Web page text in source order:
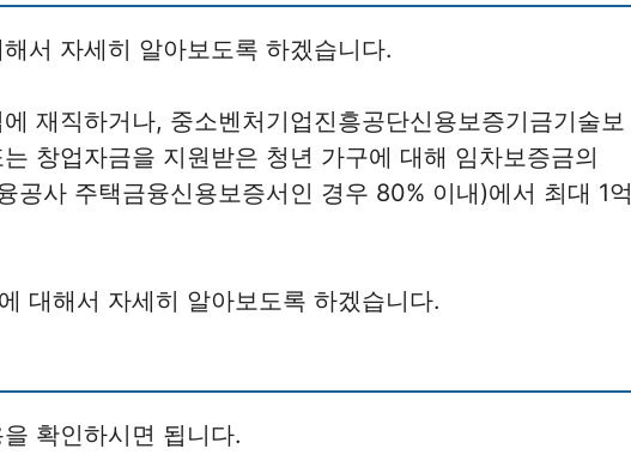
서 자세히 알아보도록 하겠습니다.
재직하거나, 중소벤처기업진흥공단신용보증기금기술보
창업자금을 지원받은 청년 가구에 대해 임차보증금의
공사 주택금융신용보증서인 경우 80% 이내)에서 최대 1억
대해서 자세히 알아보도록 하겠습니다.
확인하시면 됩니다.